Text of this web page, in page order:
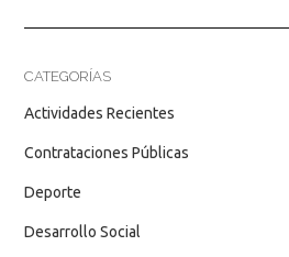
CATEGORÍAS
Actividades Recientes
Contrataciones Públicas
Deporte
Desarrollo Social